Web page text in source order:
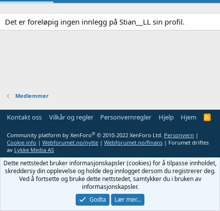
Det er foreløpig ingen innlegg på Stian__LL sin profil.
Medlemmer
Kontakt oss Vilkår og regler Personvernregler Hjelp Hjem
R
Community platform by XenForo® © 2010-2022 XenForo Ltd. Personvern |
Cookie info | Webforumet.no/nytte | Webforumet.no/finans | Forumet driftes
av Lykke Media AS
Dette nettstedet bruker informasjonskapsler (cookies) for å tilpasse innholdet,
skreddersy din opplevelse og holde deg innlogget dersom du registrerer deg.
Ved å fortsette og bruke dette nettstedet, samtykker du i bruken av
informasjonskapsler.
Godta
Lær mer…